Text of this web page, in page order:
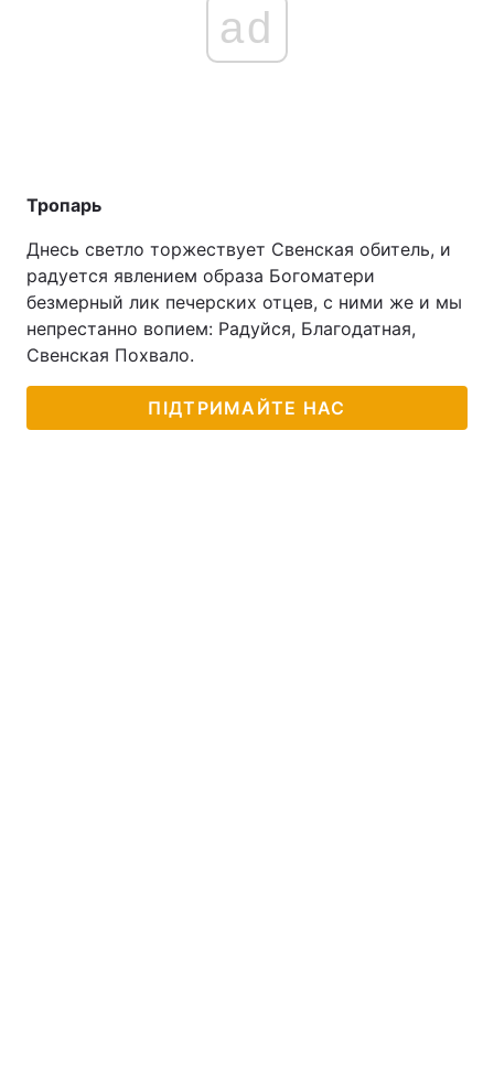
ad
Тропарь
Днесь светло торжествует Свенская обитель, и
радуется явлением образа Богоматери
безмерный лик печерских отцев, с ними же и мы
непрестанно вопием: Радуйся, Благодатная,
Свенская Похвало.
ПІДТРИМАЙТЕ НАС